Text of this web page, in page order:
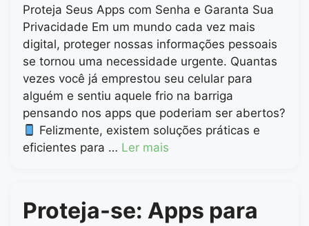
Proteja Seus Apps com Senha e Garanta Sua
Privacidade Em um mundo cada vez mais
digital, proteger nossas informações pessoais
se tornou uma necessidade urgente. Quantas
vezes você já emprestou seu celular para
alguém e sentiu aquele frio na barriga
pensando nos apps que poderiam ser abertos?
Felizmente, existem soluções práticas e
eficientes para … Ler mais
Proteja-se: Apps para